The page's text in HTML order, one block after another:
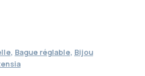
, Bague réglable, Bijou